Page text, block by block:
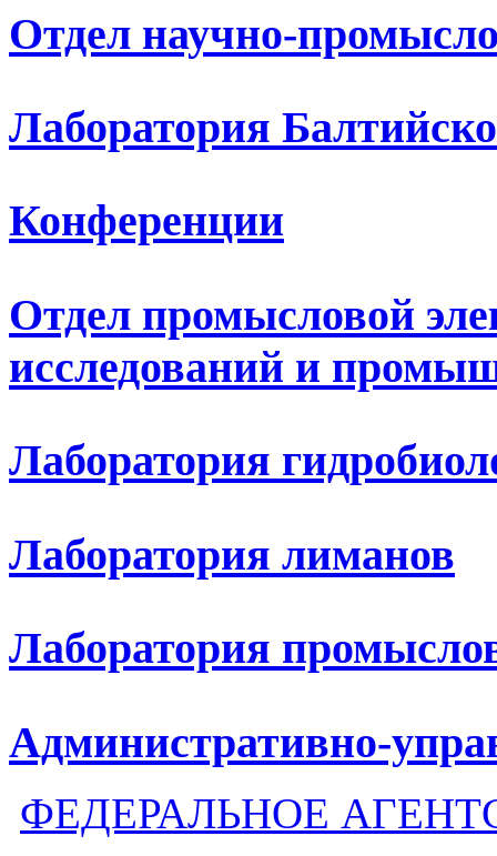
Отдел научно-
Лаборатория
Конференции
Отдел промысловой
исследований и
Лаборатория
Лаборатория лиманов
Лаборатория
Административно-
ФЕДЕРАЛЬНОЕ